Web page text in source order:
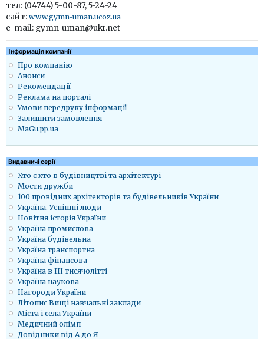
тел: (04744) 5-00-87, 5-24-24
сайт: www.gymn-uman.ucoz.ua
e-mail: gymn_uman@ukr.net
Iнформація компанії
Про компанію
Анонси
Рекомендації
Реклама на порталі
Умови передруку інформації
Залишити замовлення
MaGu.pp.ua
Видавничі серії
Хто є хто в будівництві та архітектурі
Мости дружби
100 провідних архітекторів та будівельників України
Україна. Успішні люди
Новітня історія України
Україна промислова
Україна будівельна
Україна транспортна
Україна фінансова
Україна в ІІІ тисячолітті
Україна наукова
Нагороди України
Літопис Вищі навчальні заклади
Міста і села України
Медичний олімп
Довідники від А до Я